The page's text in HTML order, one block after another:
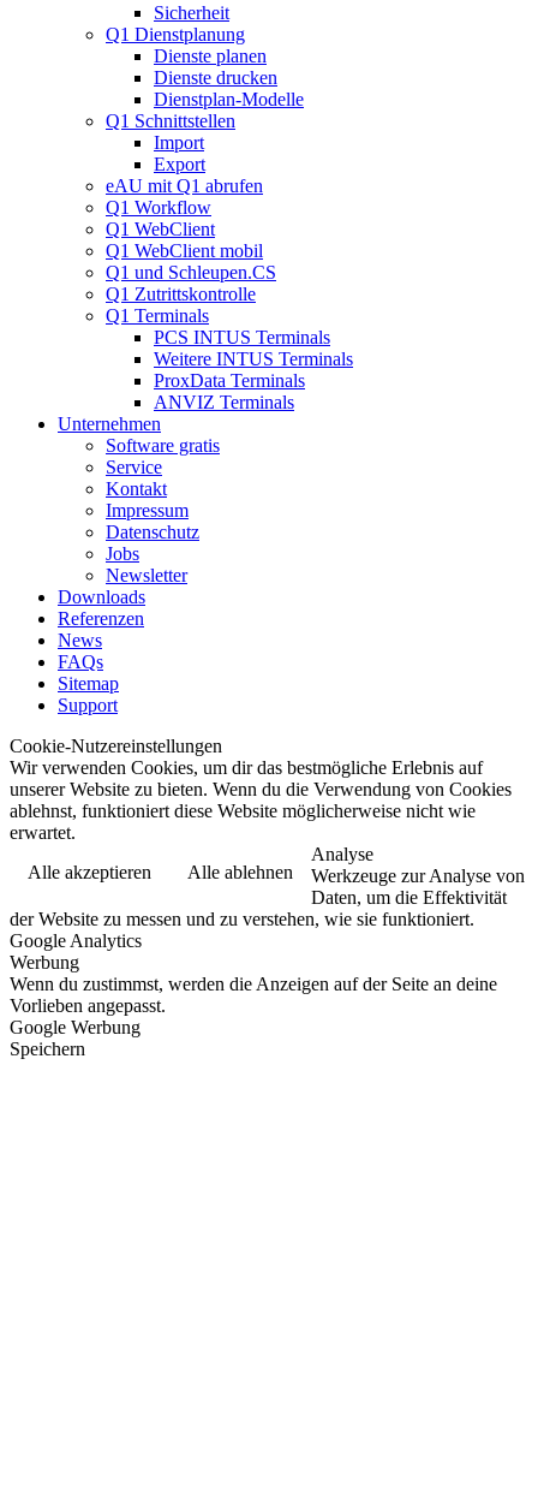
Sicherheit
Q1 Dienstplanung
Dienste planen
Dienste drucken
Dienstplan-Modelle
Q1 Schnittstellen
Import
Export
eAU mit Q1 abrufen
Q1 Workflow
Q1 WebClient
Q1 WebClient mobil
Q1 und Schleupen.CS
Q1 Zutrittskontrolle
Q1 Terminals
PCS INTUS Terminals
Weitere INTUS Terminals
ProxData Terminals
ANVIZ Terminals
Unternehmen
Software gratis
Service
Kontakt
Impressum
Datenschutz
Jobs
Newsletter
Downloads
Referenzen
News
FAQs
Sitemap
Support
Cookie-Nutzereinstellungen
Wir verwenden Cookies, um dir das bestmögliche Erlebnis auf
unserer Website zu bieten. Wenn du die Verwendung von Cookies
ablehnst, funktioniert diese Website möglicherweise nicht wie
erwartet.
Alle akzeptieren
Alle ablehnen
Analyse
Werkzeuge zur Analyse von
Daten, um die Effektivität
der Website zu messen und zu verstehen, wie sie funktioniert.
Google Analytics
Werbung
Wenn du zustimmst, werden die Anzeigen auf der Seite an deine
Vorlieben angepasst.
Google Werbung
Speichern